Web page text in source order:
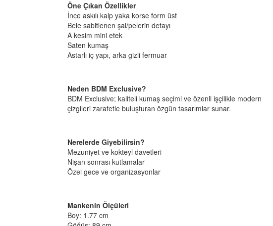
Öne Çıkan Özellikler
İnce askılı kalp yaka korse form üst
Bele sabitlenen şal/pelerin detayı
A kesim mini etek
Saten kumaş
Astarlı iç yapı, arka gizli fermuar
Neden BDM Exclusive?
BDM Exclusive; kaliteli kumaş seçimi ve özenli işçilikle modern
çizgileri zarafetle buluşturan özgün tasarımlar sunar.
Nerelerde Giyebilirsin?
Mezuniyet ve kokteyl davetleri
Nişan sonrası kutlamalar
Özel gece ve organizasyonlar
Mankenin Ölçüleri
Boy: 1.77 cm